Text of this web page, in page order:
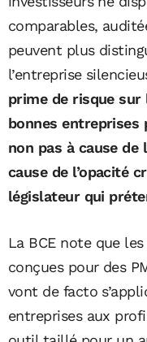
comparables,
peuvent plus
l’entreprise
prime de risque sur
bonnes entreprises
non pas à cause
cause de l’opacité
législateur qui
La BCE note que
conçues pour des
vont de facto
entreprises aux